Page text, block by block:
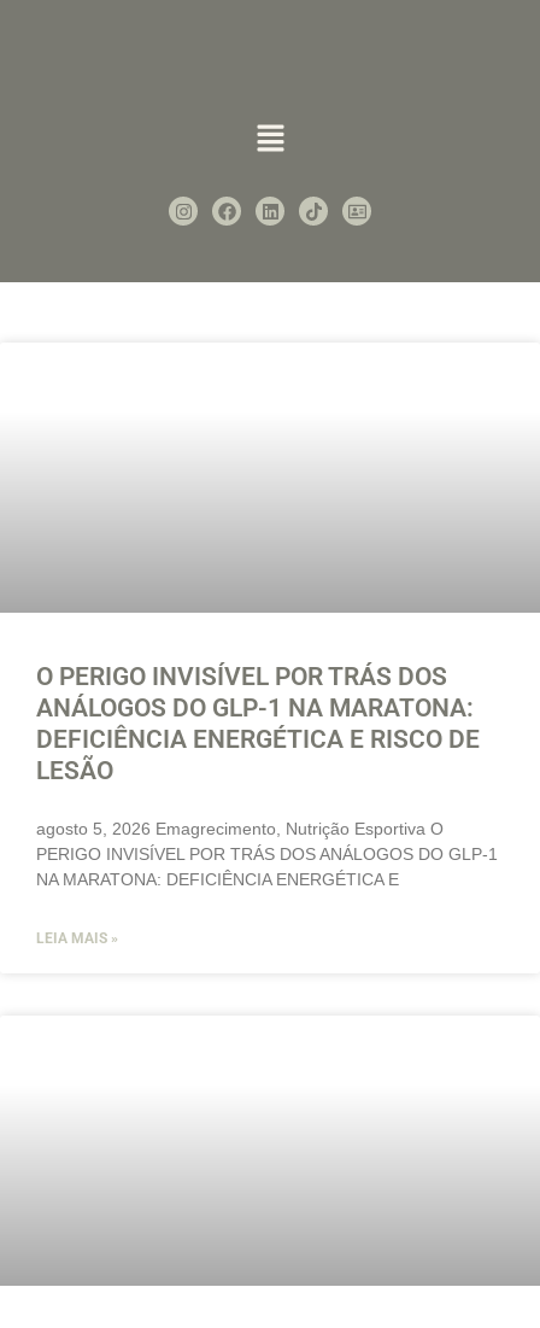
O PERIGO INVISÍVEL POR TRÁS DOS
ANÁLOGOS DO GLP-1 NA MARATONA:
DEFICIÊNCIA ENERGÉTICA E RISCO DE
LESÃO
agosto 5, 2026 Emagrecimento, Nutrição Esportiva O
PERIGO INVISÍVEL POR TRÁS DOS ANÁLOGOS DO GLP-1
NA MARATONA: DEFICIÊNCIA ENERGÉTICA E
LEIA MAIS »